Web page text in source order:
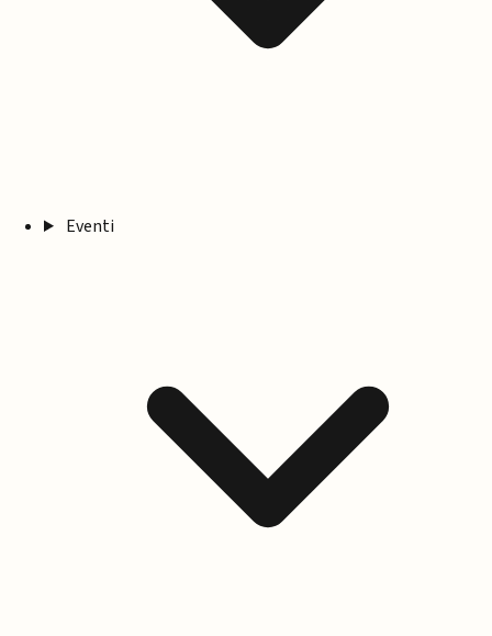
Eventi